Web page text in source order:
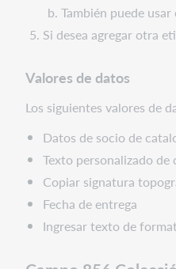
También puede usar
Si desea agregar otra
Valores de datos
Los siguientes valores de
Datos de socio de
Texto personalizado de
Copiar signatura
Fecha de entrega
Ingresar texto de